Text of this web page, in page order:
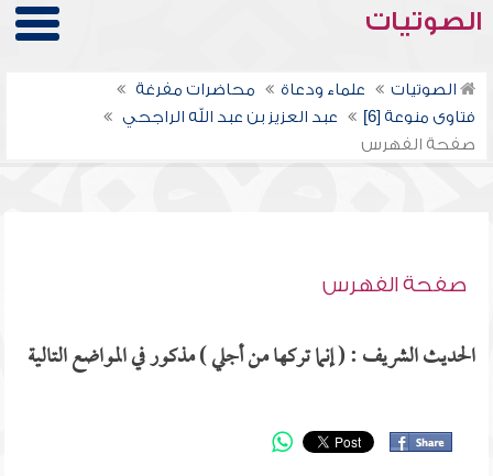
الصوتيات
الصوتيات علماء ودعاة
محاضرات مفرغة
فتاوى منوعة [6]
عبد العزيز بن عبد الله الراجحي
صفحة الفهرس
صفحة الفهرس
الحديث الشريف : ( إنما تركها من أجلي ) مذكور في المواضع التالية